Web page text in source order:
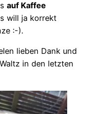
auf Kaffee
will ja korrekt
:-).
lieben Dank und
in den letzten